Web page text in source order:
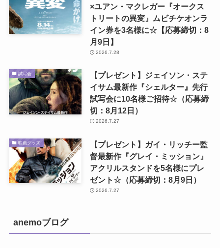
×ユアン・マクレガー『オークス
トリートの異変』ムビチケオンラ
イン券を3名様に☆【応募締切：8
月9日】
2026.7.28
試写会
【プレゼント】ジェイソン・ステ
イサム最新作『シェルター』先行
試写会に10名様ご招待☆（応募締
切：8月12日）
2026.7.27
映画グッズ
【プレゼント】ガイ・リッチー監
督最新作『グレイ・ミッション』
アクリルスタンドを5名様にプレ
ゼント☆（応募締切：8月9日）
2026.7.27
anemoブログ